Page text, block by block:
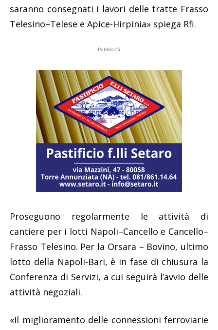
saranno consegnati i lavori delle tratte Frasso
Telesino–Telese e Apice-Hirpinia» spiega Rfi.
Pubblicità
Proseguono regolarmente le attività di
cantiere per i lotti Napoli–Cancello e Cancello–
Frasso Telesino. Per la Orsara – Bovino, ultimo
lotto della Napoli-Bari, è in fase di chiusura la
Conferenza di Servizi, a cui seguirà l’avvio delle
attività negoziali.
«Il miglioramento delle connessioni ferroviarie